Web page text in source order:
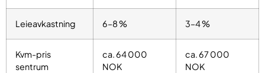
Leieavkastning 6–8 % 3–4 %
Kvm-pris
sentrum
ca. 64 000
NOK
ca. 67 000
NOK